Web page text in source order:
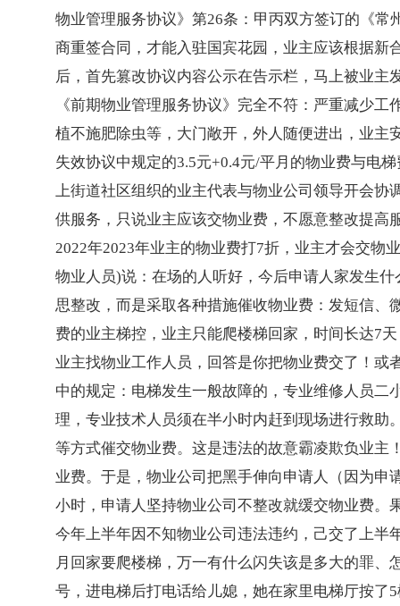
物业管理服务协议》第26条：甲丙双方签订的《
商重签合同，才能入驻国宾花园，业主应该根据新
后，首先篡改协议内容公示在告示栏，马上被业
《前期物业管理服务协议》完全不符：严重减少
植不施肥除虫等，大门敞开，外人随便进出，业
失效协议中规定的3.5元+0.4元/平月的物业费与电
上街道社区组织的业主代表与物业公司领导开会
供服务，只说业主应该交物业费，不愿意整改提
2022年2023年业主的物业费打7折，业主才会交物
物业人员)说：在场的人听好，今后申请人家发生
思整改，而是采取各种措施催收物业费：发短信、
费的业主梯控，业主只能爬楼梯回家，时间长达7
业主找物业工作人员，回答是你把物业费交了！
中的规定：电梯发生一般故障的，专业维修人员
理，专业技术人员须在半小时内赶到现场进行救助
等方式催交物业费。这是违法的故意霸凌欺负业主
业费。于是，物业公司把黑手伸向申请人（因为
小时，申请人坚持物业公司不整改就缓交物业费。
今年上半年因不知物业公司违法违约，己交了上
月回家要爬楼梯，万一有什么闪失该是多大的罪
号，进电梯后打电话给儿媳，她在家里电梯厅按了